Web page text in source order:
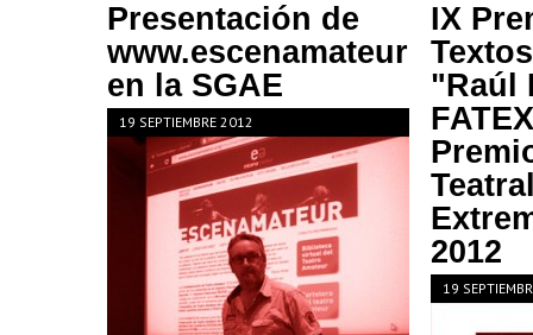
Presentación de
www.escenamateur
en la SGAE
19 SEPTIEMBRE 2012
IX
"Raúl
2012
19